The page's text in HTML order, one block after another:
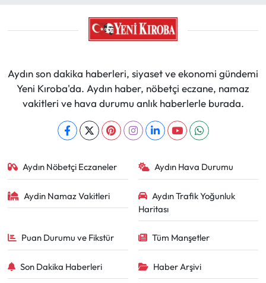
Aydın son dakika haberleri, siyaset ve ekonomi gündemi
Yeni Kıroba'da. Aydın haber, nöbetçi eczane, namaz
vakitleri ve hava durumu anlık haberlerle burada.
Aydın Nöbetçi Eczaneler Aydın Hava Durumu
Aydin Namaz Vakitleri
Aydın Trafik Yoğunluk
Haritası
Puan Durumu ve Fikstür Tüm Manşetler
Son Dakika Haberleri Haber Arşivi